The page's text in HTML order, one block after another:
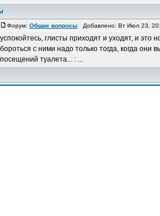
Форум: Общие вопросы Добавлено: Вт Июл 23,
успокойтесь, глисты приходят и уходят, и это
бороться с ними надо только тогда, когда
посещений туалета... : ...